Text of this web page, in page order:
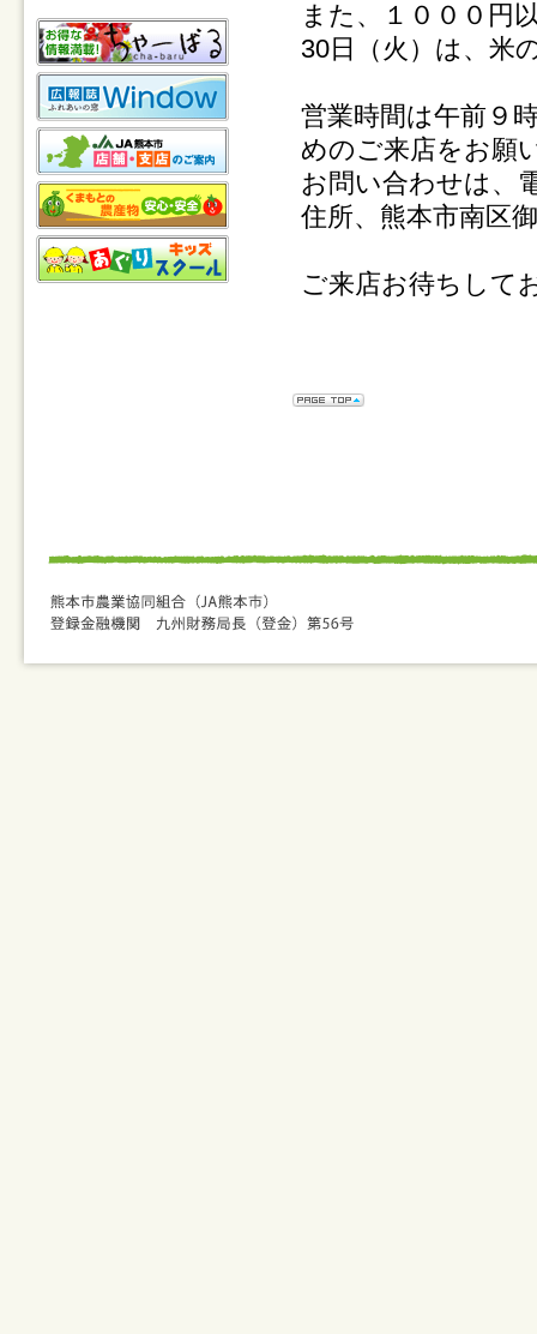
また、１０００円
30日（火）は、米
営業時間は午前９
めのご来店をお願
お問い合わせは、
住所、熊本市南区
ご来店お待ちして